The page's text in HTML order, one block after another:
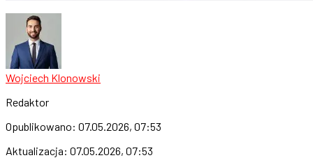
Wojciech Klonowski
Redaktor
Opublikowano: 07.05.2026, 07:53
Aktualizacja: 07.05.2026, 07:53